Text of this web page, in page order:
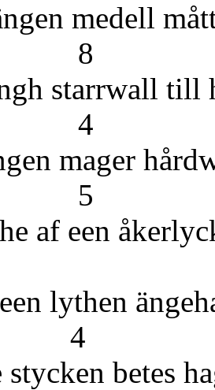
ängen
8
4
ängen
5
af een
af een
4
stycken betes